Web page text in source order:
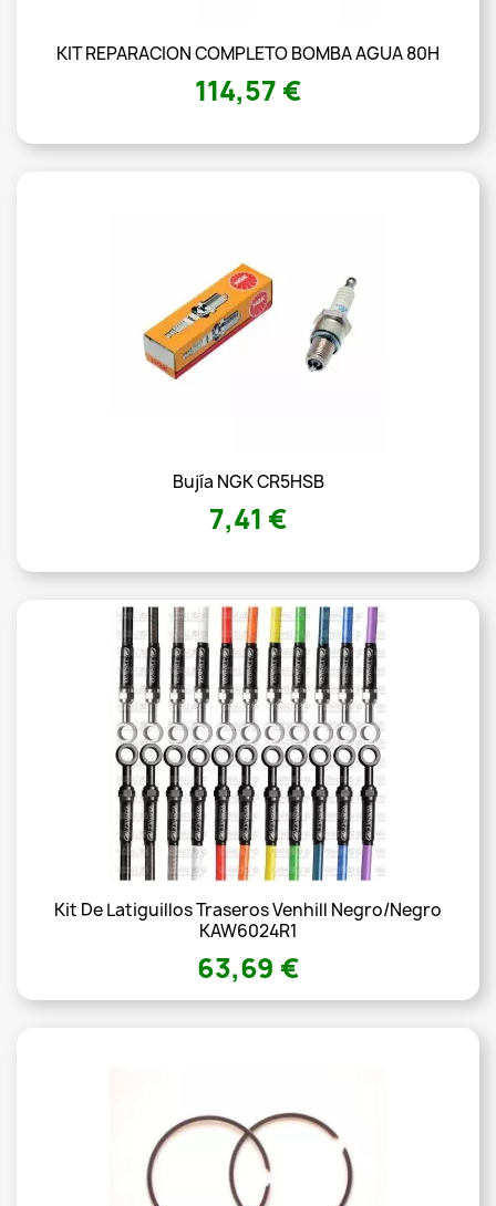
KIT REPARACION COMPLETO BOMBA AGUA 80H
114,57 €
Bujía NGK CR5HSB
7,41 €
Kit De Latiguillos Traseros Venhill Negro/Negro
KAW6024R1
63,69 €